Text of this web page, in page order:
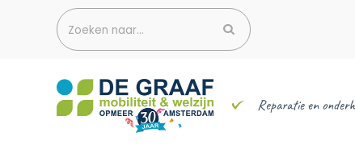
Zoeken naar...
Reparatie en